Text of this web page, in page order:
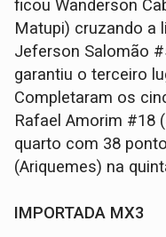
ficou Wanderson
Matupi) cruzando a
Jeferson Salomão
garantiu o terceiro
Completaram os
Rafael Amorim #18
quarto com 38
(Ariquemes) na
IMPORTADA MX3